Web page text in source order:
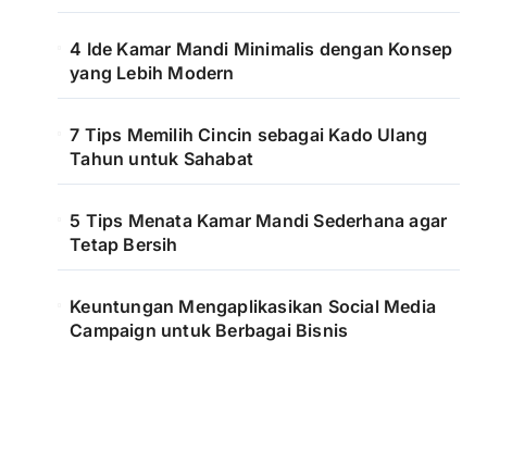
4 Ide Kamar Mandi Minimalis dengan Konsep
yang Lebih Modern
7 Tips Memilih Cincin sebagai Kado Ulang
Tahun untuk Sahabat
5 Tips Menata Kamar Mandi Sederhana agar
Tetap Bersih
Keuntungan Mengaplikasikan Social Media
Campaign untuk Berbagai Bisnis